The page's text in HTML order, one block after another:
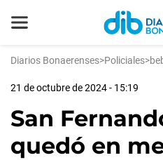
Diarios Bonaerenses>Policiales>
21 de octubre de 2024 - 15:19
San
quedó en